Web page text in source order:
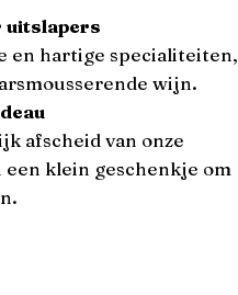
uitslapers
en hartige specialiteiten,
wijn.
afscheid van onze
klein geschenkje om